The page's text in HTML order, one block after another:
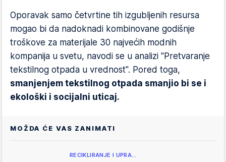
Oporavak samo četvrtine tih izgubljenih resursa
mogao bi da nadoknadi kombinovane godišnje
troškove za materijale 30 najvećih modnih
kompanija u svetu, navodi se u analizi "Pretvaranje
tekstilnog otpada u vrednost". Pored toga,
smanjenjem tekstilnog otpada smanjio bi se i
ekološki i socijalni uticaj.
MOŽDA ĆE VAS ZANIMATI
RECIKLIRANJE I UPRA…